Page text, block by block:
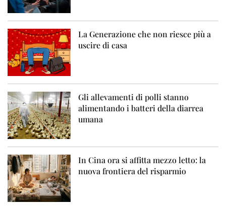
La Generazione che non riesce più a
uscire di casa
Gli allevamenti di polli stanno
alimentando i batteri della diarrea
umana
In Cina ora si affitta mezzo letto: la
nuova frontiera del risparmio